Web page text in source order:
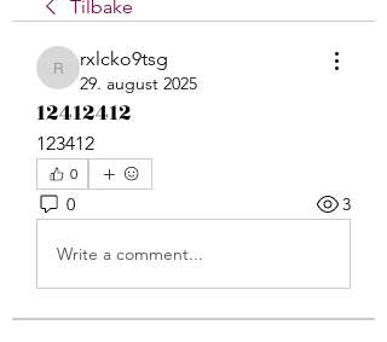
Tilbake
rxlcko9tsg
rxlcko9tsg
29. august 2025
12412412
123412
0
0 3
Write a comment...